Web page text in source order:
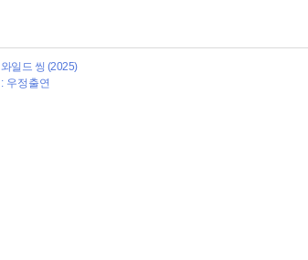
와일드 씽 (2025)
: 우정출연